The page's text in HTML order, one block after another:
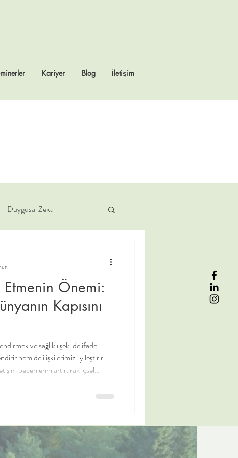
Kariyer Blog İletişim
Duygusal Zeka
Etmenin Önemi:
Kapısını
ve sağlıklı şekilde ifade
hem de ilişkilerimizi iyileştirir.
becerilerini artırarak içsel